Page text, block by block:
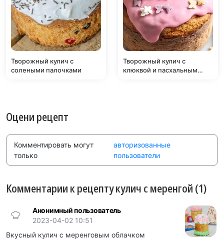
Творожный кулич с
солеными палочками
Творожный кулич с
клюквой и пасхальным
Оцени рецепт
Комментировать могут
только
авторизованные
пользователи
Комментарии к рецепту кулич с меренгой (1)
Анонимный пользователь
2023-04-02 10:51
Вкусный кулич с меренговым облачком